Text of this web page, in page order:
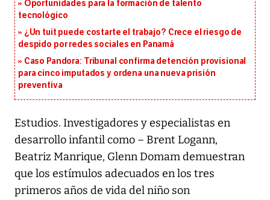
Oportunidades para la formación de talento
tecnológico
¿Un tuit puede costarte el trabajo? Crece el riesgo de
despido por redes sociales en Panamá
Caso Pandora: Tribunal confirma detención provisional
para cinco imputados y ordena una nueva prisión
preventiva
Estudios. Investigadores y especialistas en
desarrollo infantil como – Brent Logann,
Beatriz Manrique, Glenn Domam demuestran
que los estímulos adecuados en los tres
primeros años de vida del niño son